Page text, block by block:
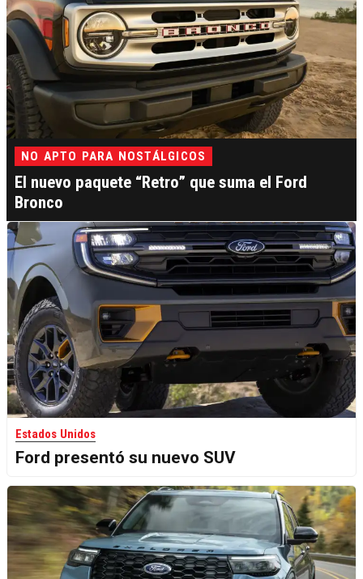
NO APTO PARA NOSTÁLGICOS
El nuevo paquete “Retro” que suma el Ford
Bronco
Estados Unidos
Ford presentó su nuevo SUV